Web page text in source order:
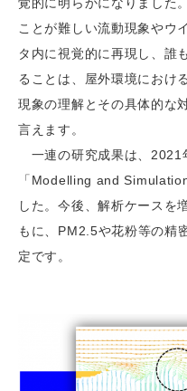
ことが難しい流動現象やウ
タ内に視覚的に再現し、誰
ることは、屋外環境におけ
現象の理解とその具体的な
言えます。
一連の研究成果は、2021
「Modelling and
した。今後、解析ケースを
もに、PM2.5や花粉等の精
定です。